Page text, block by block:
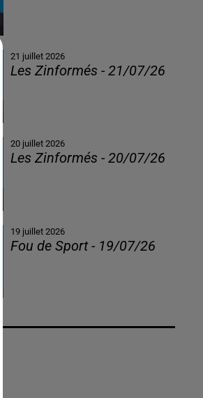
21 juillet 2026
Les Zinformés - 21/07/26
20 juillet 2026
Les Zinformés - 20/07/26
19 juillet 2026
Fou de Sport - 19/07/26